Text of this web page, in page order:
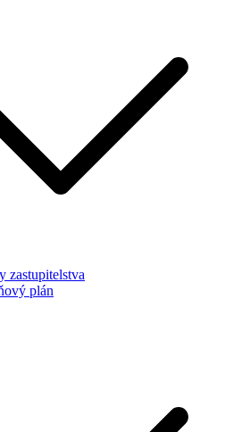
zastupitelstva
plán